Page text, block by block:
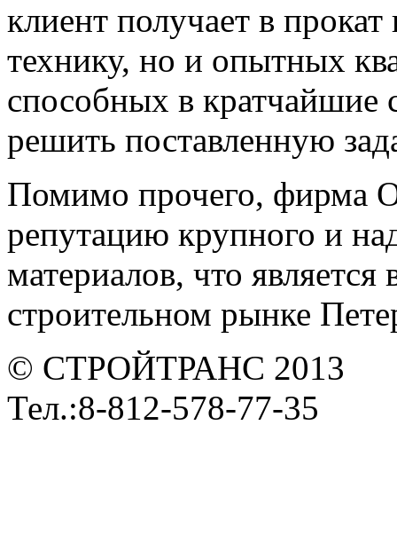
клиент получает в
технику, но и опытных
способных в
решить поставленную
Помимо прочего, фирма
репутацию крупного и
материалов, что
строительном рынке
© СТРОЙТРАНС 2013
Тел.:8-812-578-77-35